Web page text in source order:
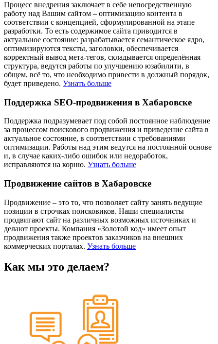
Процесс внедрения заключает в себе непосредственную
работу над Вашим сайтом – оптимизацию контента в
соответствии с концепцией, сформулированной на этапе
разработки. То есть содержимое сайта приводится в
актуальное состояние: разрабатывается семантическое ядро,
оптимизируются тексты, заголовки, обеспечивается
корректный вывод мета-тегов, складывается определённая
структура, ведутся работы по улучшению юзабилити, в
общем, всё то, что необходимо привести в должный порядок,
будет приведено. Узнать больше
Поддержка SEO-продвижения в Хабаровске
Поддержка подразумевает под собой постоянное наблюдение
за процессом поискового продвижения и приведение сайта в
актуальное состояние, в соответствии с требованиями
оптимизации. Работы над этим ведутся на постоянной основе
и, в случае каких-либо ошибок или недоработок,
исправляются на корню. Узнать больше
Продвижение сайтов в Хабаровске
Продвижение – это то, что позволяет сайту занять ведущие
позиции в строчках поисковиков. Наши специалисты
продвигают сайт на различных возможных источниках и
делают проекты. Компания «Золотой код» имеет опыт
продвижения также проектов заказчиков на внешних
коммерческих порталах. Узнать больше
Как мы это делаем?